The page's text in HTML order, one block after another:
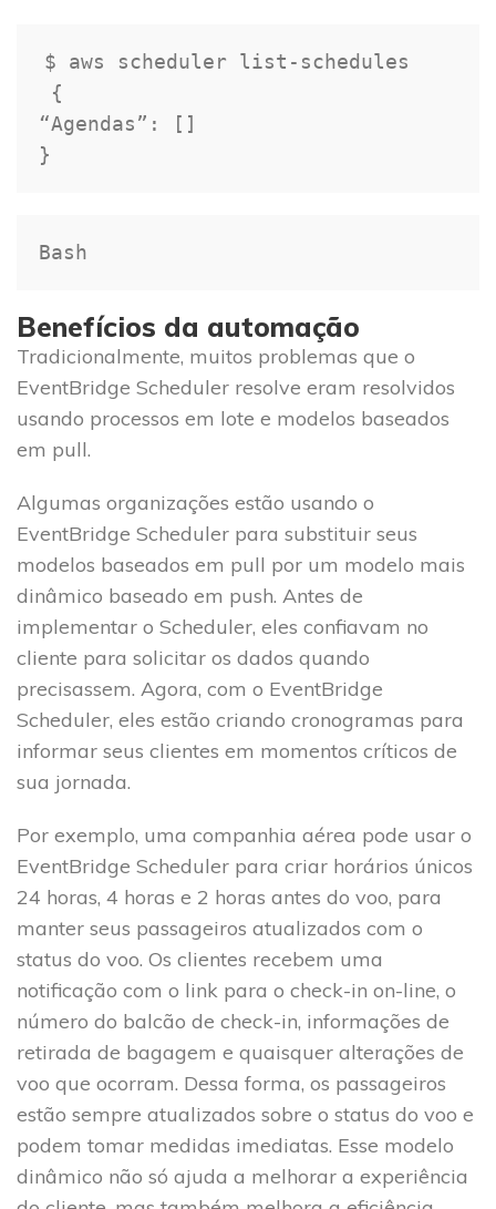
$ aws scheduler list-schedules
{
“Agendas”:
[ ]
}
Bash
Benefícios da automação
Tradicionalmente, muitos problemas que o
EventBridge Scheduler resolve eram resolvidos
usando processos em lote e modelos baseados
em pull.
Algumas organizações estão usando o
EventBridge Scheduler para substituir seus
modelos baseados em pull por um modelo mais
dinâmico baseado em push. Antes de
implementar o Scheduler, eles confiavam no
cliente para solicitar os dados quando
precisassem. Agora, com o EventBridge
Scheduler, eles estão criando cronogramas para
informar seus clientes em momentos críticos de
sua jornada.
Por exemplo, uma companhia aérea pode usar o
EventBridge Scheduler para criar horários únicos
24 horas, 4 horas e 2 horas antes do voo, para
manter seus passageiros atualizados com o
status do voo. Os clientes recebem uma
notificação com o link para o check-in on-line, o
número do balcão de check-in, informações de
retirada de bagagem e quaisquer alterações de
voo que ocorram. Dessa forma, os passageiros
estão sempre atualizados sobre o status do voo e
podem tomar medidas imediatas. Esse modelo
dinâmico não só ajuda a melhorar a experiência